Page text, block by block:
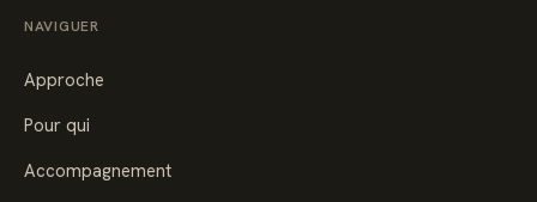
NAVIGUER
Approche
Pour qui
Accompagnement